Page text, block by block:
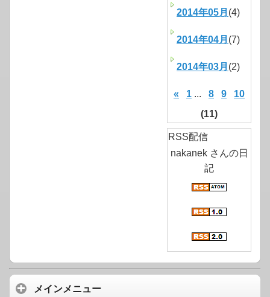
2014年05月 (4)
2014年04月 (7)
2014年03月 (2)
« 1 ... 8 9
10
(11)
RSS配信
nakanek さんの日
記
メインメニュー